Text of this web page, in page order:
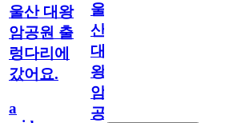
울산 대왕
암공원 출
렁다리에
갔어요.
a
울
산
대
왕
암
공